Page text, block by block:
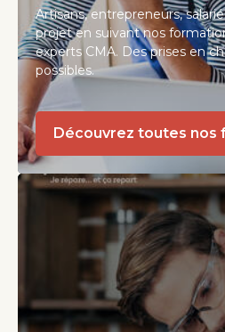
Artisans, entrepreneurs,
projet en suivant nos
experts CMA. Des prises en
possibles.
Découvrez toutes nos